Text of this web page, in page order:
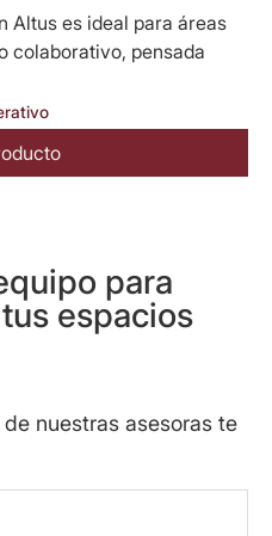
Altus es ideal para áreas
colaborativo, pensada
para
espacios
nuestras asesoras te